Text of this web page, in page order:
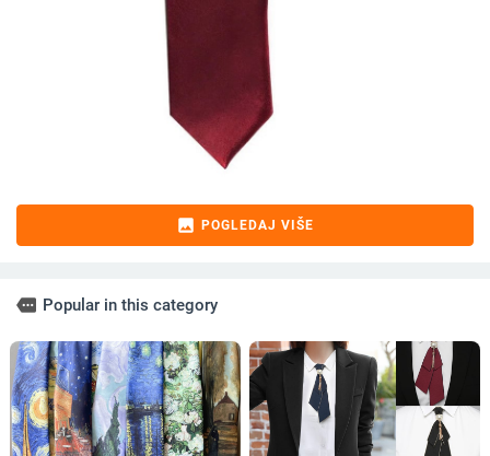
image POGLEDAJ VIŠE
more Popular in this category